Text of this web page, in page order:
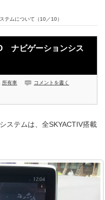
テムについて（10／10）
ナビゲーションシス
所有車 コメントを書く
ステムは、全SKYACTIV搭載